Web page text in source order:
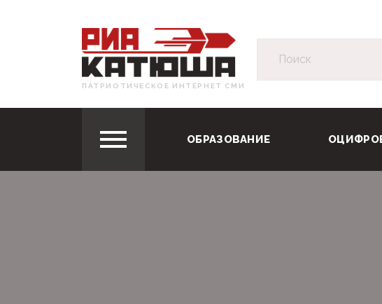
ПАТРИОТИЧЕСКОЕ ИНТЕРНЕТ СМИ
ОБРАЗОВАНИЕ